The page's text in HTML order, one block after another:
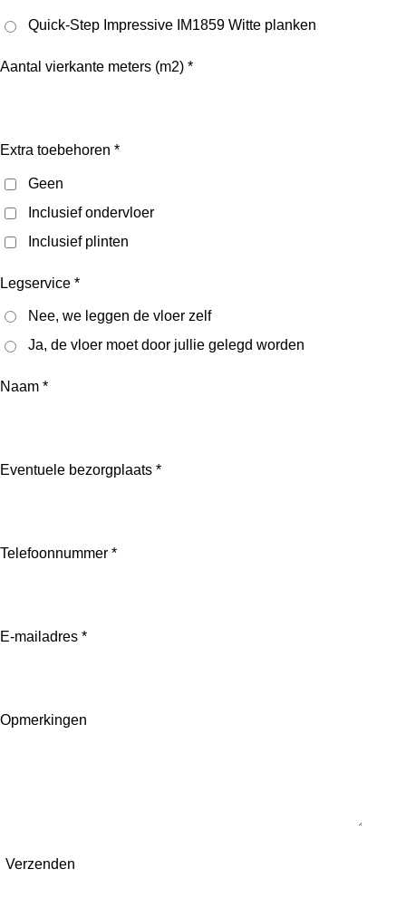
Quick-Step Impressive IM1859 Witte planken
Aantal vierkante meters (m2) *
Extra toebehoren *
Geen
Inclusief ondervloer
Inclusief plinten
Legservice *
Nee, we leggen de vloer zelf
Ja, de vloer moet door jullie gelegd worden
Naam *
Eventuele bezorgplaats *
Telefoonnummer *
E-mailadres *
Opmerkingen
Verzenden